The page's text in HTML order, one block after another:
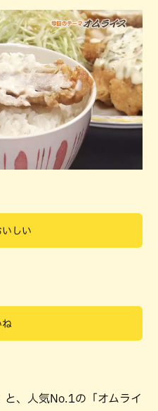
いしい
と、人気No.1の「オムライ